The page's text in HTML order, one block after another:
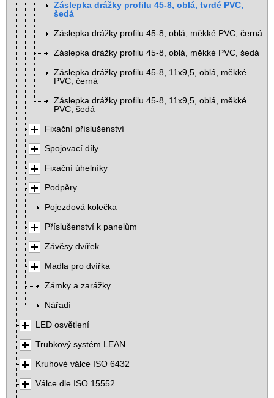
Záslepka drážky profilu 45-8, oblá, tvrdé PVC,
šedá
Záslepka drážky profilu 45-8, oblá, měkké PVC, černá
Záslepka drážky profilu 45-8, oblá, měkké PVC, šedá
Záslepka drážky profilu 45-8, 11x9,5, oblá, měkké
PVC, černá
Záslepka drážky profilu 45-8, 11x9,5, oblá, měkké
PVC, šedá
Fixační příslušenství
Spojovací díly
Fixační úhelníky
Podpěry
Pojezdová kolečka
Příslušenství k panelům
Závěsy dvířek
Madla pro dvířka
Zámky a zarážky
Nářadí
LED osvětlení
Trubkový systém LEAN
Kruhové válce ISO 6432
Válce dle ISO 15552